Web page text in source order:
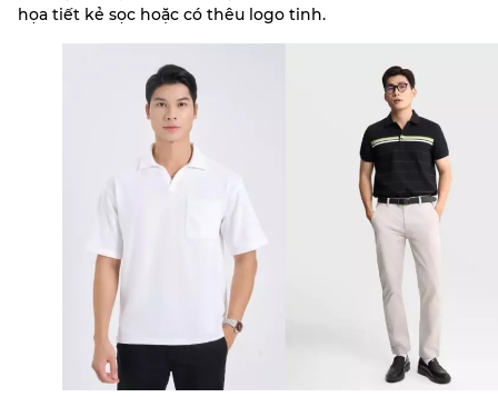
họa tiết kẻ sọc hoặc có thêu logo tinh.